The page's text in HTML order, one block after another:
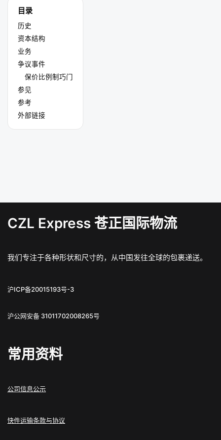
目录
历史
资本结构
业务
争议事件
保价比例制巧门
参见
参考
外部链接
CZL Express 苍正国际物流
我们专注于各种形状和尺寸的，从中国发往全球的包裹递送。
沪ICP备20015193号-3
沪公网安备 31011702008265号
常用资料
公司信息公示
快件运输条款与协议